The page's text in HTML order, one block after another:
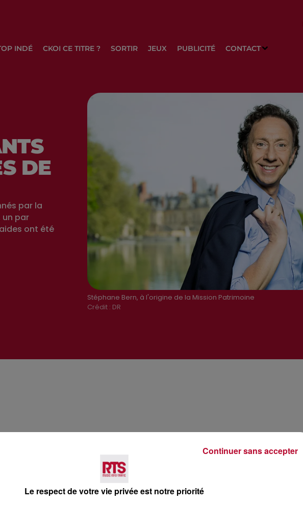
INDÉ CKOI CE TITRE ? SORTIR JEUX PUBLICITÉ CONTACT
Stéphane Bern, à l'origine de la Mission Patrimoine
Crédit : DR
DE
par la
un par
ont été
Le respect de votre vie privée est notre priorité
Continuer sans accepter